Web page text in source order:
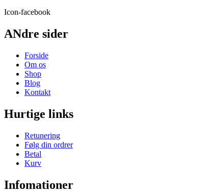
Icon-facebook
ANdre sider
Forside
Om os
Shop
Blog
Kontakt
Hurtige links
Retunering
Følg din ordrer
Betal
Kurv
Infomationer